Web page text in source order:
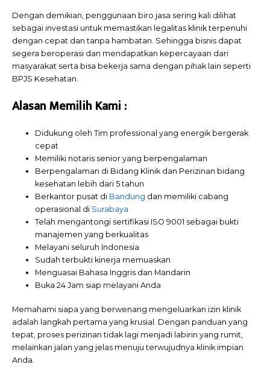
Dengan demikian, penggunaan biro jasa sering kali dilihat
sebagai investasi untuk memastikan legalitas klinik terpenuhi
dengan cepat dan tanpa hambatan. Sehingga bisnis dapat
segera beroperasi dan mendapatkan kepercayaan dari
masyarakat serta bisa bekerja sama dengan pihak lain seperti
BPJS Kesehatan.
Alasan Memilih Kami :
Didukung oleh Tim professional yang energik bergerak
cepat
Memiliki notaris senior yang berpengalaman
Berpengalaman di Bidang Klinik dan Perizinan bidang
kesehatan lebih dari 5 tahun
Berkantor pusat di Bandung dan memiliki cabang
operasional di Surabaya
Telah mengantongi sertifikasi ISO 9001 sebagai bukti
manajemen yang berkualitas
Melayani seluruh Indonesia
Sudah terbukti kinerja memuaskan
Menguasai Bahasa Inggris dan Mandarin
Buka 24 Jam siap melayani Anda
Memahami siapa yang berwenang mengeluarkan izin klinik
adalah langkah pertama yang krusial. Dengan panduan yang
tepat, proses perizinan tidak lagi menjadi labirin yang rumit,
melainkan jalan yang jelas menuju terwujudnya klinik impian
Anda.